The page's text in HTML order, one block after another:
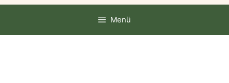
Menü